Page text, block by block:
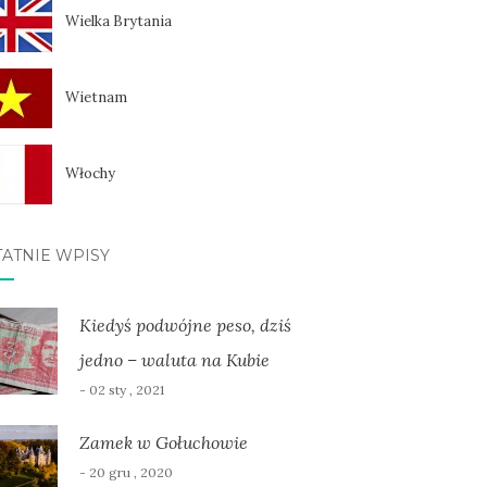
Wielka Brytania
Wietnam
Włochy
WPISY
Kiedyś podwójne peso, dziś
jedno – waluta na Kubie
- 02 sty , 2021
Zamek w Gołuchowie
- 20 gru , 2020